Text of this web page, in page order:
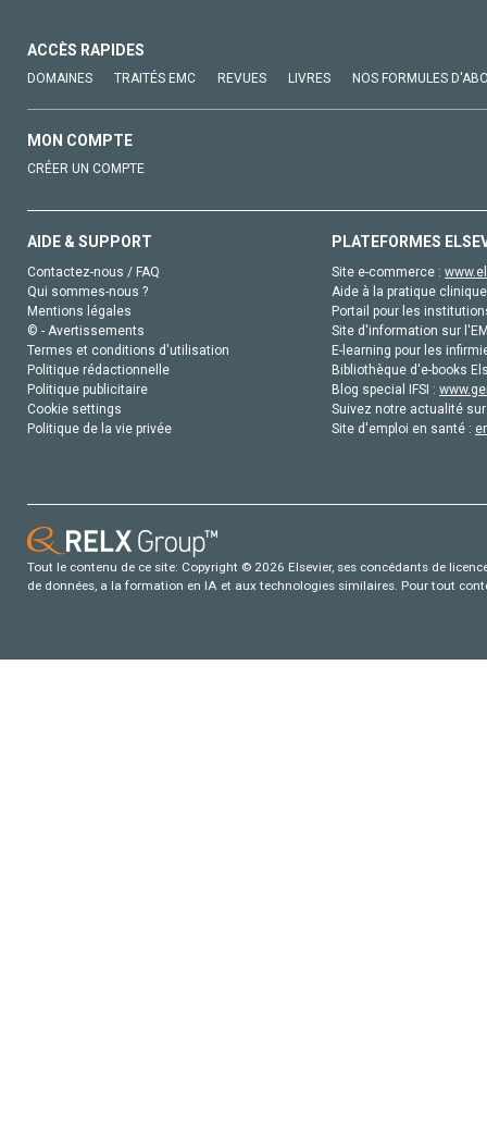
ACCÈS RAPIDES
DOMAINES TRAITÉS EMC REVUES LIVRES NOS FORMULES
MON COMPTE
CRÉER UN COMPTE
AIDE & SUPPORT
Contactez-nous / FAQ
Qui sommes-nous ?
Mentions légales
© - Avertissements
Termes et conditions d'utilisation
Politique rédactionnelle
Politique publicitaire
Cookie settings
Politique de la vie privée
PLATEFORMES
Site e-commerce :
Aide à la pratique
Portail pour les
Site d'information sur
E-learning pour les
Bibliothèque d'e-books
Blog special IFSI :
Suivez notre actualité
Site d'emploi en santé :
Tout le contenu de ce site: Copyright © 2026 Elsevier, ses concédants de
de données, a la formation en IA et aux technologies similaires. Pour tout